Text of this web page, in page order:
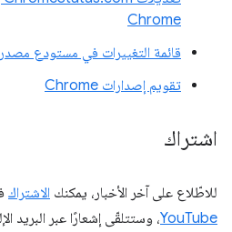
Chrome
قائمة التغييرات في مستودع مصدر Chromium
تقويم إصدارات Chrome
اشتراك
للاطّلاع على آخر الأخبار، يمكنك الاشتراك
YouTube، وستتلقّى إشعارًا عبر البريد